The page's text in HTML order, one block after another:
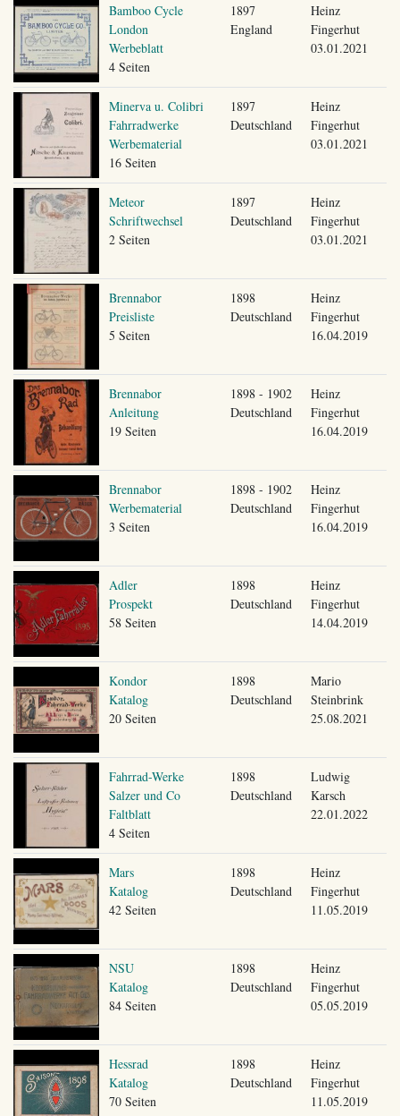
Bamboo Cycle
London
Werbeblatt
4 Seiten
1897
England
Heinz
Fingerhut
03.01.2021
Minerva u. Colibri
Fahrradwerke
Werbematerial
16 Seiten
1897
Deutschland
Heinz
Fingerhut
03.01.2021
Meteor
Schriftwechsel
2 Seiten
1897
Deutschland
Heinz
Fingerhut
03.01.2021
Brennabor
Preisliste
5 Seiten
1898
Deutschland
Heinz
Fingerhut
16.04.2019
Brennabor
Anleitung
19 Seiten
1898 - 1902
Deutschland
Heinz
Fingerhut
16.04.2019
Brennabor
Werbematerial
3 Seiten
1898 - 1902
Deutschland
Heinz
Fingerhut
16.04.2019
Adler
Prospekt
58 Seiten
1898
Deutschland
Heinz
Fingerhut
14.04.2019
Kondor
Katalog
20 Seiten
1898
Deutschland
Mario
Steinbrink
25.08.2021
Fahrrad-Werke
Salzer und Co
Faltblatt
4 Seiten
1898
Deutschland
Ludwig
Karsch
22.01.2022
Mars
Katalog
42 Seiten
1898
Deutschland
Heinz
Fingerhut
11.05.2019
NSU
Katalog
84 Seiten
1898
Deutschland
Heinz
Fingerhut
05.05.2019
Hessrad
Katalog
70 Seiten
1898
Deutschland
Heinz
Fingerhut
11.05.2019